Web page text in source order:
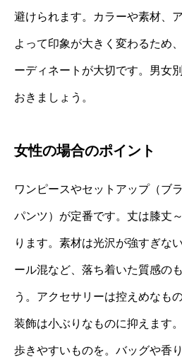
避けられます。カラーや素材、
よって印象が大きく変わるため
ーディネートが大切です。男女
おきましょう。
女性の場合のポイント
ワンピースやセットアップ（ブ
パンツ）が定番です。丈は膝丈
ります。素材は光沢が強すぎな
ール混など、落ち着いた質感の
う。アクセサリーは控えめなも
装飾は小ぶりなものに抑えます
歩きやすいものを。バッグや香